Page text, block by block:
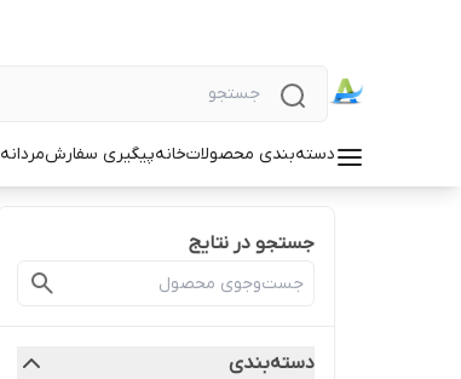
دسته‌بندی محصولاتخانهپیگیری سفارشمردانه
جستجو در نتایج
دسته‌بندی